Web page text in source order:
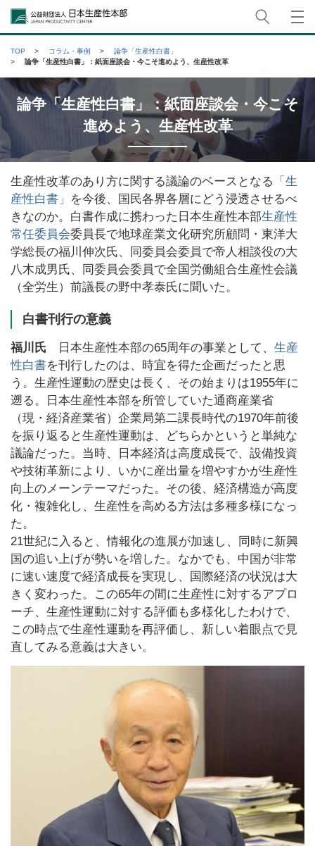
公益財団法人日本生産性本部
TOP コラム・事例
論争「生産性白書」
論争「生産性白書」：紙面座談会・今こそ進めよう、生産性改革
論争「生産性白書」：紙面座談会・今こそ
進めよう、生産性改革
生産性改革のあり方に関する議論のベースとなる
「生
産性白書」
を今後、国民各界各層にどう浸透させるべ
きなのか。白書作成に携わった日本生産性本部生産性
常任委員会委員長で地球産業文化研究所顧問・東洋大
学総長の福川伸次氏、同委員会委員で帝人相談役の大
八木成男氏、同委員会委員で全国労働組合生産性会議
（全労生）前議長の野中孝泰氏に聞いた。
白書刊行の意義
福川氏 日本生産性本部の65周年の事業として、 生産
性白書を刊行したのは、時宜を得た企画だったと思
う。生産性運動の歴史は長く、その始まりは1955年に
遡る。日本生産性本部を所管していた通商産業省
（現・経済産業省）企業局第二課長時代の1970年前後
を振り返ると生産性運動は、どちらかというと単純な
議論だった。当時、日本経済は高度成長で、設備投資
や技術革新により、いかに産出量を増やすかが生産性
向上のメーンテーマだった。その後、経済構造が高度
化・複雑化し、生産性を高める方法は多種多様になっ
た。
21世紀に入ると、情報化の進展が加速し、同時に新興
国の追い上げが勢いを増した。なかでも、中国が非常
に速い速度で経済成長を実現し、国際経済の状況は大
きく変わった。この65年の間に生産性に対するアプロ
ーチ、生産性運動に対する評価も多様化したわけで、
この時点で生産性運動を再評価し、新しい着眼点で見
直してみる意義は大きい。